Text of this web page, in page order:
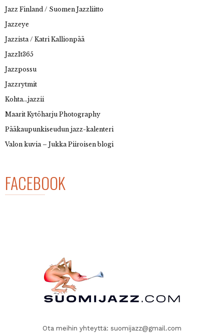
Jazz Finland / Suomen Jazzliitto
Jazzeye
Jazzista / Katri Kallionpää
JazzIt365
Jazzpossu
Jazzrytmit
Kohta…jazzii
Maarit Kytöharju Photography
Pääkaupunkiseudun jazz-kalenteri
Valon kuvia – Jukka Piiroisen blogi
FACEBOOK
Ota meihin yhteyttä: suomijazz@gmail.com